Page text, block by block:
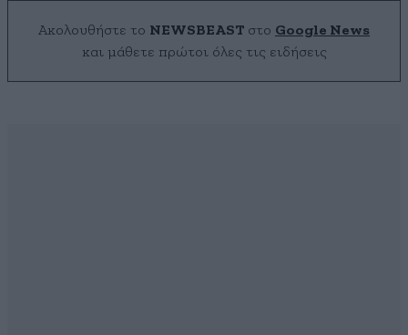
Ακολουθήστε το NEWSBEAST στο Google News
και μάθετε πρώτοι όλες τις ειδήσεις